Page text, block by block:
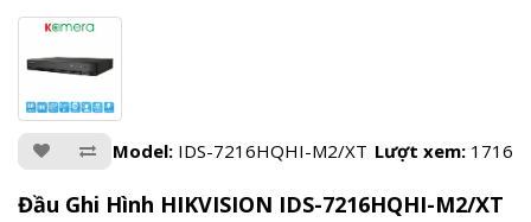
Model: IDS-7216HQHI-M2/XT Lượt xem: 1716
Đầu Ghi Hình HIKVISION IDS-7216HQHI-M2/XT